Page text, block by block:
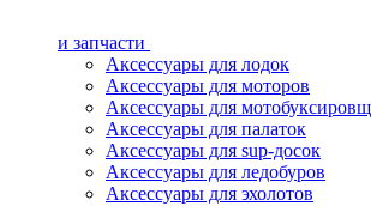
и запчасти
Аксессуары для лодок
Аксессуары для моторов
Аксессуары для
Аксессуары для палаток
Аксессуары для sup-досок
Аксессуары для ледобуров
Аксессуары для эхолотов